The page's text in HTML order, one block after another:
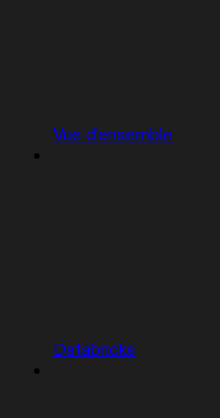
Vue d'ensemble
Databricks